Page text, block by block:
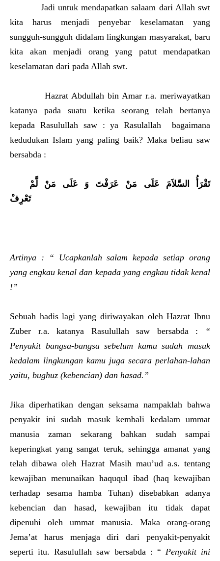
Jadi untuk mendapatkan salaam dari Allah swt
kita harus menjadi penyebar keselamatan yang
sungguh-sungguh didalam lingkungan masyarakat, baru
kita akan menjadi orang yang patut mendapatkan
keselamatan dari pada Allah swt.
Hazrat Abdullah bin Amar r.a. meriwayatkan
katanya pada suatu ketika seorang telah bertanya
kepada Rasulullah saw : ya Rasulallah bagaimana
kedudukan Islam yang paling baik? Maka beliau saw
bersabda :
تَعْرِفْ
Artinya : “ Ucapkanlah salam kepada setiap orang
yang engkau kenal dan kepada yang engkau tidak kenal
!”
Sebuah hadis lagi yang diriwayakan oleh Hazrat Ibnu
Zuber r.a. katanya Rasulullah saw bersabda : “
Penyakit bangsa-bangsa sebelum kamu sudah masuk
kedalam lingkungan kamu juga secara perlahan-lahan
yaitu, bughuz (kebencian) dan hasad.”
Jika diperhatikan dengan seksama nampaklah bahwa
penyakit ini sudah masuk kembali kedalam ummat
manusia zaman sekarang bahkan sudah sampai
keperingkat yang sangat teruk, sehingga amanat yang
telah dibawa oleh Hazrat Masih mau’ud a.s. tentang
kewajiban menunaikan haququl ibad (haq kewajiban
terhadap sesama hamba Tuhan) disebabkan adanya
kebencian dan hasad, kewajiban itu tidak dapat
dipenuhi oleh ummat manusia. Maka orang-orang
Jema’at harus menjaga diri dari penyakit-penyakit
seperti itu. Rasulullah saw bersabda : “ Penyakit ini